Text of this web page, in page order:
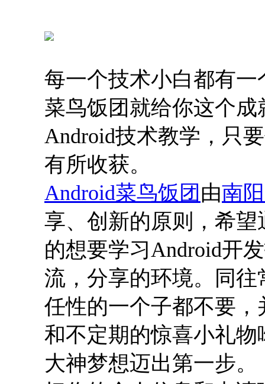
每一个技术小白都有
菜鸟饭团就给你这个
Android技术教学，只
有所收获。
Android菜鸟饭团 由南
享、创新的原则，希
的想要学习Android开
流，分享的环境。同
任性的一个子都不要
和不定期的惊喜小礼
大神梦想迈出第一步。